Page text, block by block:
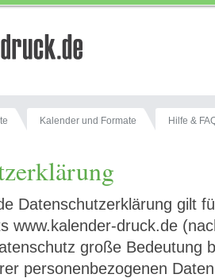
Kalender und Formate Hilfe &
Datenschutzerklärung gilt
www.kalender-druck.de
große Bedeutung
personenbezogenen